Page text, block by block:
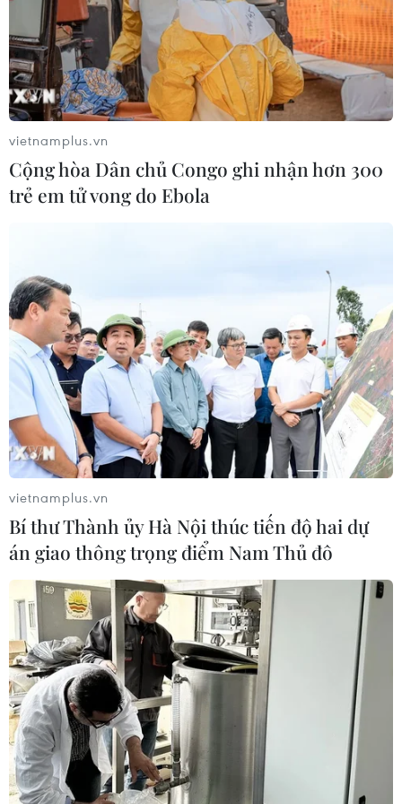
chống nắng nóng.
Người dân Thủ đô "thở phào" vì sắp sửa
thoát khỏi nắng nóng
04/06/2016 09:00
Trong vài ngày trở lại đây, nắng nóng xấp xỉ 40 độ C
đã làm đảo lộn cuộc sống, sinh hoạt của hàng triệu
người dân Thủ đô Hà Nội, nhất là những người lao
động phải làm việc ở ngoài trời.
vietnamplus.vn
Cộng hòa Dân chủ Congo ghi nhận hơn 300
trẻ em tử vong do Ebola
vietnamplus.vn
Bí thư Thành ủy Hà Nội thúc tiến độ hai dự
án giao thông trọng điểm Nam Thủ đô